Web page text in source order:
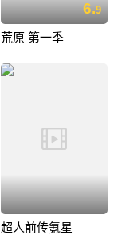
6.9
荒原 第一季
超人前传氪星